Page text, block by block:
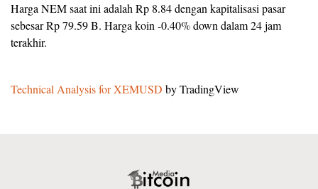
Harga NEM saat ini adalah Rp 8.84 dengan kapitalisasi pasar
sebesar Rp 79.59 B. Harga koin -0.40% down dalam 24 jam
terakhir.
Technical Analysis for XEMUSD by TradingView